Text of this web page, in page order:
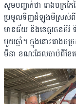
សូមបញ្ជាក់ថា រោងចក្រក
ប្រមូលទិញដំឡូងមីស្រស់ពីខេ
មានជ័យ និងខេត្តរតន
មួយឆ្នាំ។ ក្នុងនោះរោងច
មីនា ខណៈដែលចាប់ពីខែ